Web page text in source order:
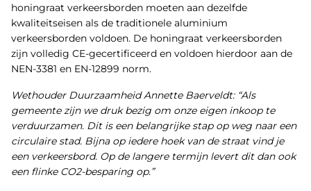
honingraat verkeersborden moeten aan dezelfde
kwaliteitseisen als de traditionele aluminium
verkeersborden voldoen. De honingraat verkeersborden
zijn volledig CE-gecertificeerd en voldoen hierdoor aan de
NEN-3381 en EN-12899 norm.
Wethouder Duurzaamheid Annette Baerveldt: “Als
gemeente zijn we druk bezig om onze eigen inkoop te
verduurzamen. Dit is een belangrijke stap op weg naar een
circulaire stad. Bijna op iedere hoek van de straat vind je
een verkeersbord. Op de langere termijn levert dit dan ook
een flinke CO2-besparing op.”